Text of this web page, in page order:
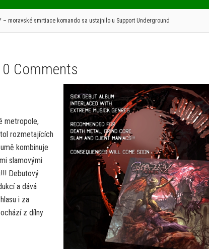
– moravské smrtiace komando sa ustajnilo u Support Underground
0 Comments
metropole,
rozmetajících
kombinuje
slamovými
Debutový
a dává
i za
z dílny